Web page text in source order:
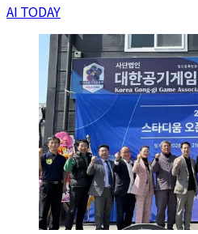
AI TODAY